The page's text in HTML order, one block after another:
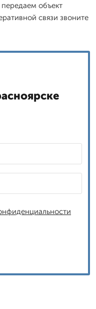
объект
связи звоните